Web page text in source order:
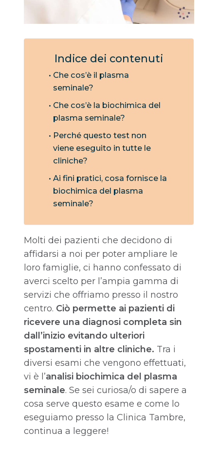
Indice dei contenuti
Che cos’è il plasma
seminale?
Che cos’è la biochimica del
plasma seminale?
Perché questo test non
viene eseguito in tutte le
cliniche?
Ai fini pratici, cosa fornisce la
biochimica del plasma
seminale?
Molti dei pazienti che decidono di
affidarsi a noi per poter ampliare le
loro famiglie, ci hanno confessato di
averci scelto per l’ampia gamma di
servizi che offriamo presso il nostro
centro. Ciò permette ai pazienti di
ricevere una diagnosi completa sin
dall’inizio evitando ulteriori
spostamenti in altre cliniche. Tra i
diversi esami che vengono effettuati,
vi è l’analisi biochimica del plasma
seminale. Se sei curiosa/o di sapere a
cosa serve questo esame e come lo
eseguiamo presso la Clinica Tambre,
continua a leggere!